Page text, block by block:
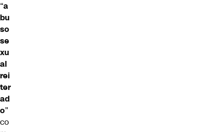
“a
bu
so
se
xu
al
rei
ter
ad
o”
co